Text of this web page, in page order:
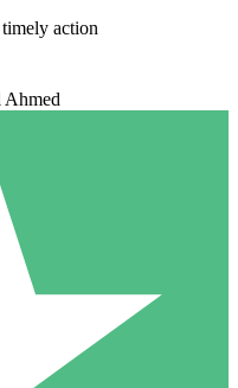
action
Ahmed